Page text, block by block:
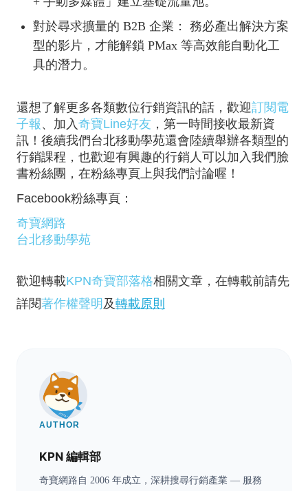
對於尋求擴量的 B2B 企業： 務必產出解決方案
型的影片，才能解鎖 PMax 等高效能自動化工
具的潛力。
還想了解更多各類數位行銷資訊的話，歡迎訂閱電
子報 、加入 奇寶Line好友 ，第一時間接收最新資
訊！後續我們台北移動學苑還會陸續舉辦各類型的
行銷課程，也歡迎有興趣的行銷人可以加入我們臉
書粉絲團，在粉絲專頁上與我們討論喔！
Facebook粉絲專頁：
奇寶網路
台北移動學苑
歡迎轉載KPN奇寶部落格相關文章，在轉載前請先
詳閱著作權聲明 及轉載原則
AUTHOR
KPN 編輯部
奇寶網路自 2006 年成立，深耕搜尋行銷產業 — 服務